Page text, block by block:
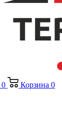
0 Корзина 0